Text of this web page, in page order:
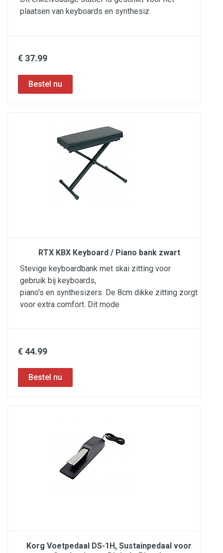
plaatsen van keyboards en synthesiz
€ 37.99
RTX KBX Keyboard / Piano bank zwart
Stevige keyboardbank met skai zitting voor
gebruik bij keyboards,
piano's en synthesizers. De 8cm dikke zitting zorgt
voor extra comfort. Dit mode
€ 44.99
Korg Voetpedaal DS-1H, Sustainpedaal voor